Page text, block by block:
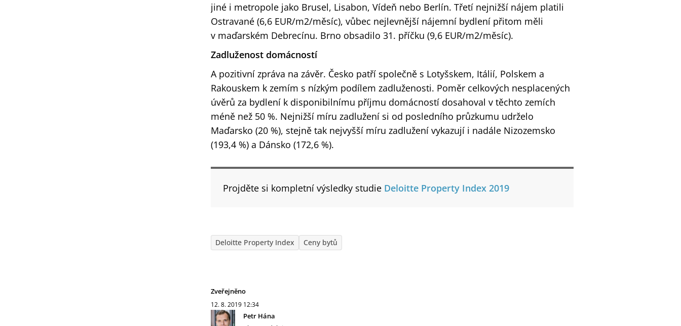
jiné i metropole jako Brusel, Lisabon, Vídeň nebo Berlín. Třetí nejnižší nájem platili
Ostravané (6,6 EUR/m2/měsíc), vůbec nejlevnější nájemní bydlení přitom měli
v maďarském Debrecínu. Brno obsadilo 31. příčku (9,6 EUR/m2/měsíc).
Zadluženost domácností
A pozitivní zpráva na závěr. Česko patří společně s Lotyšskem, Itálií, Polskem a
Rakouskem k zemím s nízkým podílem zadluženosti. Poměr celkových nesplacených
úvěrů za bydlení k disponibilnímu příjmu domácností dosahoval v těchto zemích
méně než 50 %. Nejnižší míru zadlužení si od posledního průzkumu udrželo
Maďarsko (20 %), stejně tak nejvyšší míru zadlužení vykazují i nadále Nizozemsko
(193,4 %) a Dánsko (172,6 %).
Projděte si kompletní výsledky studie Deloitte Property Index 2019
Deloitte Property Index Ceny bytů
Zveřejněno
12. 8. 2019 12:34
Petr Hána